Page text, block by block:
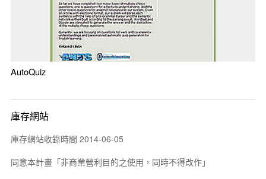
AutoQuiz
庫存網站
庫存網站收錄時間 2014-06-05
同意本計畫「非商業營利目的之使用，同時不得改作」